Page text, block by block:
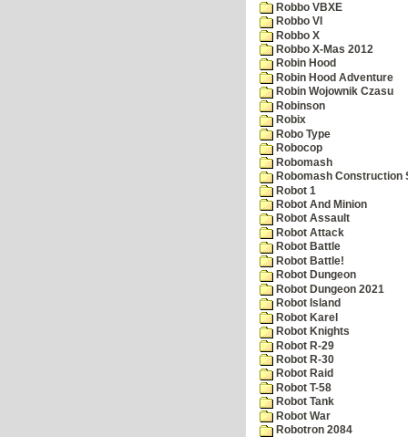
Robbo VBXE
Robbo VI
Robbo X
Robbo X-Mas 2012
Robin Hood
Robin Hood Adventure
Robin Wojownik Czasu
Robinson
Robix
Robo Type
Robocop
Robomash
Robomash Construction
Robot 1
Robot And Minion
Robot Assault
Robot Attack
Robot Battle
Robot Battle!
Robot Dungeon
Robot Dungeon 2021
Robot Island
Robot Karel
Robot Knights
Robot R-29
Robot R-30
Robot Raid
Robot T-58
Robot Tank
Robot War
Robotron 2084